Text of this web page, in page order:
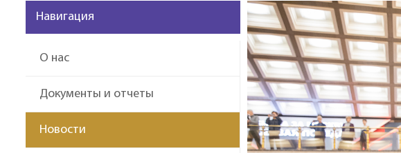
Навигация
О нас
Документы и отчеты
Новости